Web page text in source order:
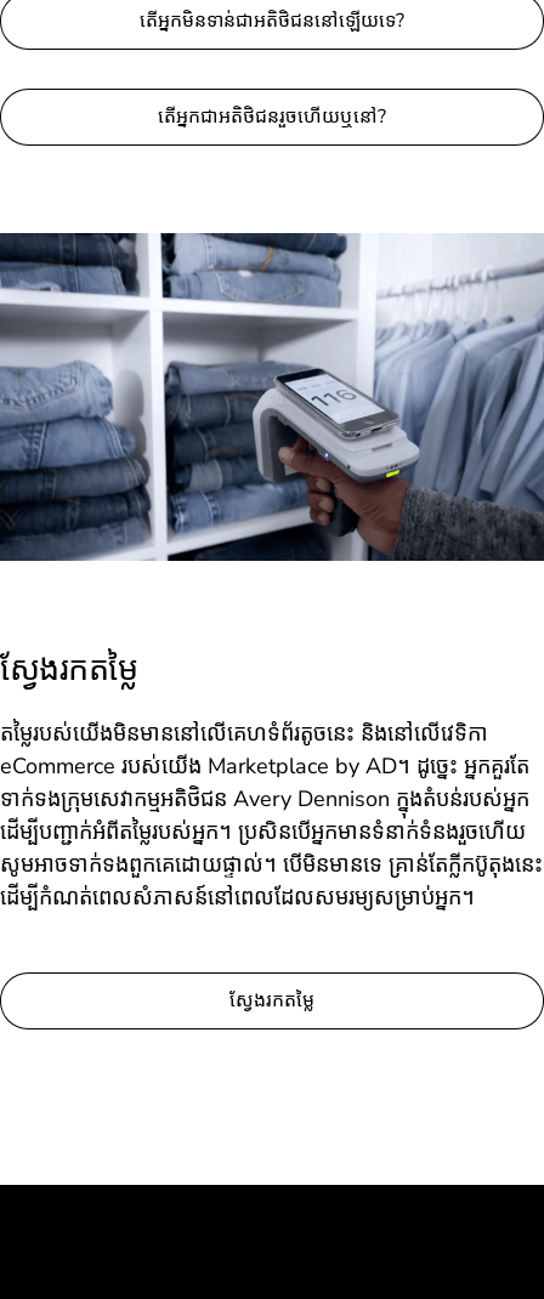
តើអ្នកមិនទាន់ជាអតិថិជននៅឡើយទេ?
តើអ្នកជាអតិថិជនរួចហើយឬនៅ?
ស្វែងរកតម្លៃ
តម្លៃរបស់យើងមិនមាននៅលើគេហទំព័រតូចនេះ និងនៅលើវេទិកា
eCommerce របស់យើង Marketplace by AD។ ដូច្នេះ អ្នកគួរតែ
ទាក់ទងក្រុមសេវាកម្មអតិថិជន Avery Dennison ក្នុងតំបន់របស់អ្នក
ដើម្បីបញ្ជាក់អំពីតម្លៃរបស់អ្នក។ ប្រសិនបើអ្នកមានទំនាក់ទំនងរួចហើយ
សូមអាចទាក់ទងពួកគេដោយផ្ទាល់។ បើមិនមានទេ គ្រាន់តែក្លីកប៊ូតុងនេះ
ដើម្បីកំណត់ពេលសំភាសន៍នៅពេលដែលសមរម្យសម្រាប់អ្នក។
ស្វែងរកតម្លៃ